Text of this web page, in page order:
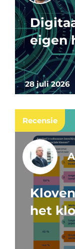
28 juli 2026
eigen
Recensie
het